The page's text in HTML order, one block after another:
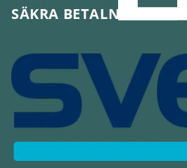
SÄKRA BETALNINGAR